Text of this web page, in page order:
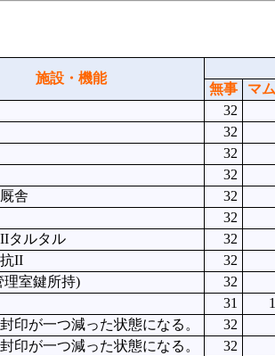
施設・機能
無事
マム
32
32
32
32
舎 32
32
タルタル 32
II 32
理室鍵所持) 32
31 1
印が一つ減った状態になる。 32
印が一つ減った状態になる。 32